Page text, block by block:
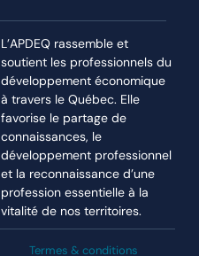
L’APDEQ rassemble et
soutient les professionnels du
développement économique
à travers le Québec. Elle
favorise le partage de
connaissances, le
développement professionnel
et la reconnaissance d’une
profession essentielle à la
vitalité de nos territoires.
Termes & conditions